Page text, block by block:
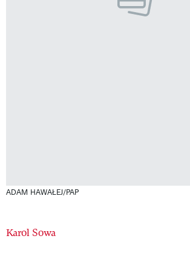
ADAM HAWAŁEJ/PAP
Authors
Karol Sowa